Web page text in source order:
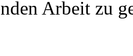
Arbeit zu